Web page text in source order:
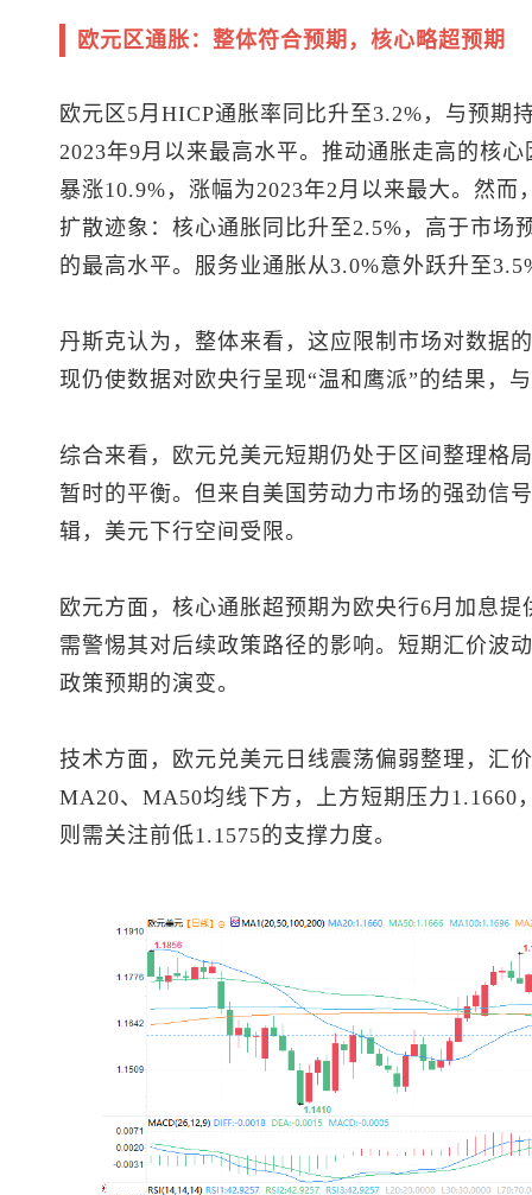
欧元区通胀：整体符合预期，核心略超预期
欧元区5月HICP通胀率同比升至3.2%，与预期
2023年9月以来最高水平。推动通胀走高的核
暴涨10.9%，涨幅为2023年2月以来最大。然
扩散迹象：核心通胀同比升至2.5%，高于市场
的最高水平。服务业通胀从3.0%意外跃升至
丹斯克认为，整体来看，这应限制市场对数据
现仍使数据对欧央行呈现“温和鹰派”的结果，
综合来看， 欧元兑美元短期仍处于区间整理格
暂时的平衡。但来自美国劳动力市场的强劲信
辑，美元下行空间受限。
欧元方面，核心通胀超预期为欧央行6月加息
需警惕其对后续政策路径的影响。短期汇价波
政策预期的演变。
技术方面， 欧元兑美元 日线震荡偏弱整理，汇
MA20、MA50均线下方，上方短期压力1.1660
则需关注前低1.1575的支撑力度。